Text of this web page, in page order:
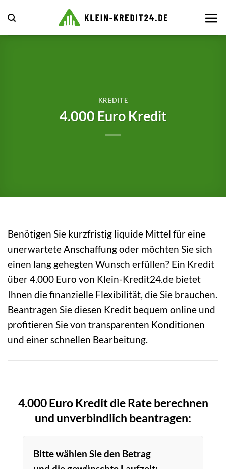
Inhalt
springen
KREDITE
4.000 Euro Kredit
Benötigen Sie kurzfristig liquide Mittel für eine
unerwartete Anschaffung oder möchten Sie sich
einen lang gehegten Wunsch erfüllen? Ein Kredit
über 4.000 Euro von Klein-Kredit24.de bietet
Ihnen die finanzielle Flexibilität, die Sie brauchen.
Beantragen Sie diesen Kredit bequem online und
profitieren Sie von transparenten Konditionen
und einer schnellen Bearbeitung.
4.000 Euro Kredit die Rate berechnen
und unverbindlich beantragen:
Bitte wählen Sie den Betrag